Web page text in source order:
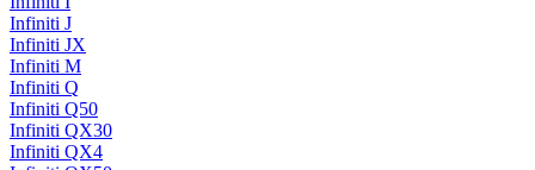
Infiniti J
Infiniti JX
Infiniti M
Infiniti Q
Infiniti Q50
Infiniti QX30
Infiniti QX4